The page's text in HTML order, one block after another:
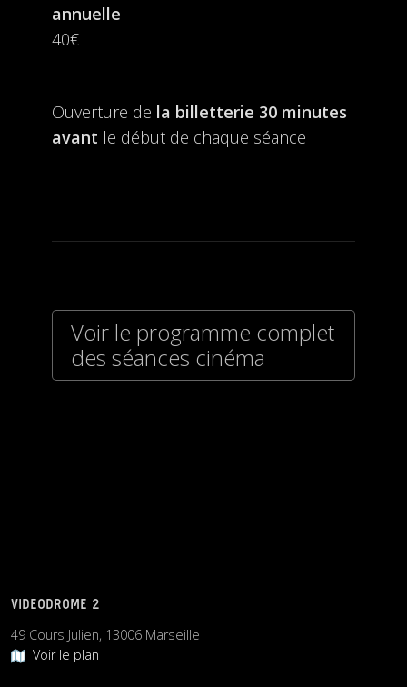
annuelle
40€
Ouverture de la billetterie 30 minutes
avant le début de chaque séance
Voir le programme complet
des séances cinéma
VIDEODROME 2
49 Cours Julien, 13006 Marseille
Voir le plan